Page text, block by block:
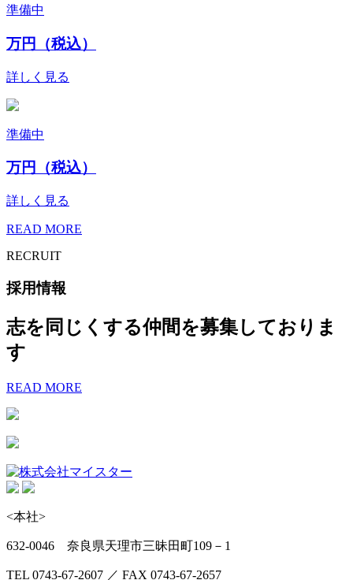
準備中
万円（税込）
詳しく見る
準備中
万円（税込）
詳しく見る
READ MORE
RECRUIT
採用情報
志を同じくする仲間を募集しておりま
す
READ MORE
<本社>
632-0046 奈良県天理市三昧田町109－1
TEL 0743-67-2607 ／ FAX 0743-67-2657